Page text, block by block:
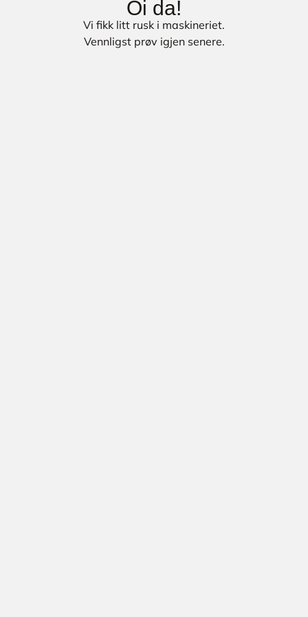
Oi da!
Vi fikk litt rusk i maskineriet.
Vennligst prøv igjen senere.